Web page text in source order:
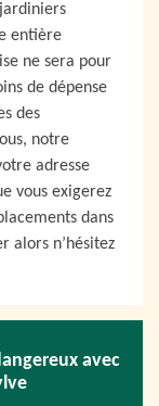
entière
ne sera pour
de dépense
des
notre
adresse
vous exigerez
dans
alors n’hésitez
avec